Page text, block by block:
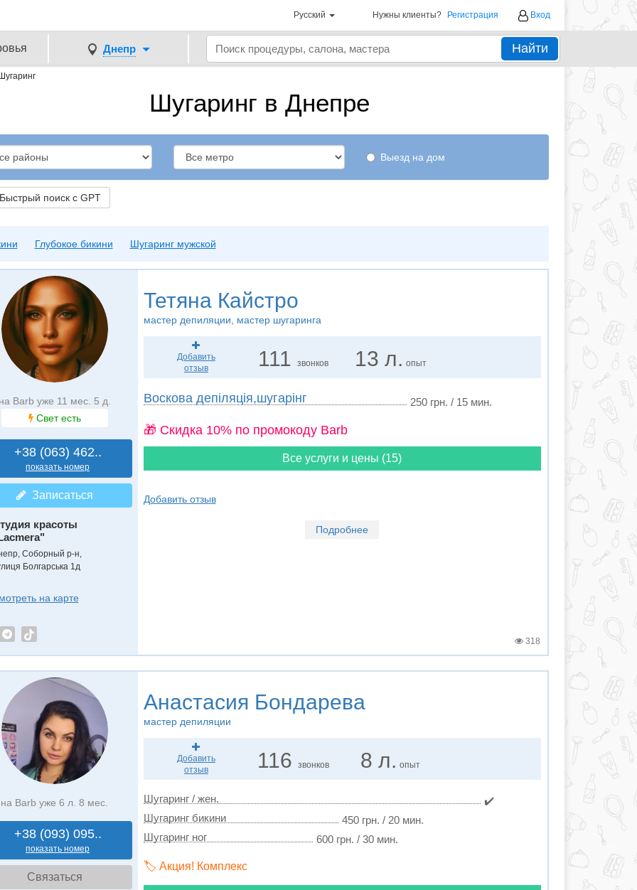
Русский Нужны клиенты? Регистрация Вход
Днепр Найти
Шугаринг в Днепре
Выезд на дом
поиск с GPT
Глубокое бикини Шугаринг мужской
Barb уже 11 мес. 5 д.
Свет есть
+38 (063) 462..
показать номер
Записаться
красоты
Соборный р-н,
Болгарська 1д
на карте
Тетяна Кайстро
мастер депиляции, мастер шугаринга
Добавить
отзыв
111звонков 13 л. опыт
Воскова депіляція,шугарінг 250 грн. / 15 мин.
🎁 Cкидка 10% по промокоду Barb
Все услуги и цены (15)
Добавить отзыв
Подробнее
318
на Barb уже 6 л. 8 мес.
+38 (093) 095..
показать номер
Связаться
Анастасия Бондарева
мастер депиляции
Добавить
отзыв
116звонков 8 л. опыт
Шугаринг / жен.
✔️
Шугаринг бикини
450 грн. / 20 мин.
Шугаринг ног
600 грн. / 30 мин.
🏷️ Акция! Комплекс